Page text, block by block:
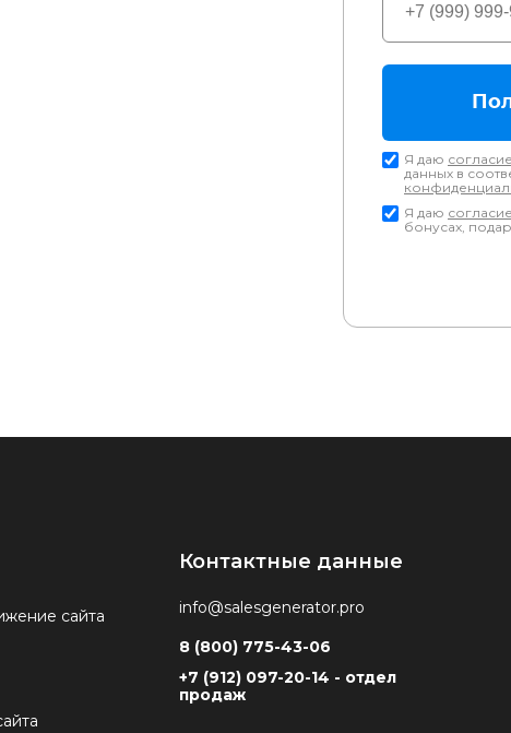
Я даю согласие
данных в
Я даю
бонусах,
сайта
Контактные данные
info@salesgenerator.pro
8 (800) 775-43-06
+7 (912) 097-20-14 - отдел
продаж